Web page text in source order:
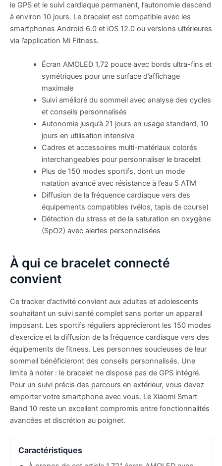
le GPS et le suivi cardiaque permanent, l’autonomie descend
à environ 10 jours. Le bracelet est compatible avec les
smartphones Android 6.0 et iOS 12.0 ou versions ultérieures
via l’application Mi Fitness.
Écran AMOLED 1,72 pouce avec bords ultra-fins et
symétriques pour une surface d’affichage
maximale
Suivi amélioré du sommeil avec analyse des cycles
et conseils personnalisés
Autonomie jusqu’à 21 jours en usage standard, 10
jours en utilisation intensive
Cadres et accessoires multi-matériaux colorés
interchangeables pour personnaliser le bracelet
Plus de 150 modes sportifs, dont un mode
natation avancé avec résistance à l’eau 5 ATM
Diffusion de la fréquence cardiaque vers des
équipements compatibles (vélos, tapis de course)
Détection du stress et de la saturation en oxygène
(SpO2) avec alertes personnalisées
À qui ce bracelet connecté
convient
Ce tracker d’activité convient aux adultes et adolescents
souhaitant un suivi santé complet sans porter un appareil
imposant. Les sportifs réguliers apprécieront les 150 modes
d’exercice et la diffusion de la fréquence cardiaque vers des
équipements de fitness. Les personnes soucieuses de leur
sommeil bénéficieront des conseils personnalisés. Une
limite à noter : le bracelet ne dispose pas de GPS intégré.
Pour un suivi précis des parcours en extérieur, vous devez
emporter votre smartphone avec vous. Le Xiaomi Smart
Band 10 reste un excellent compromis entre fonctionnalités
avancées et discrétion au poignet.
Caractéristiques